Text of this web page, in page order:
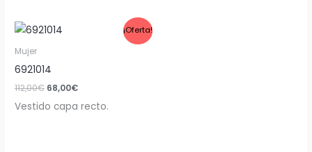
¡Oferta!
Mujer
6921014
112,00€
El
precio
112,00€.
68,00€
Vestido capa recto.